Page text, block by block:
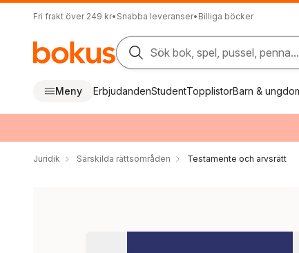
Fri frakt över 249 kr• Snabba leveranser• Billiga böcker
Sök bok, spel, pussel, penna...
Meny ErbjudandenStudentTopplistorBarn &
Juridik Särskilda rättsområden Testamente och arvsrätt